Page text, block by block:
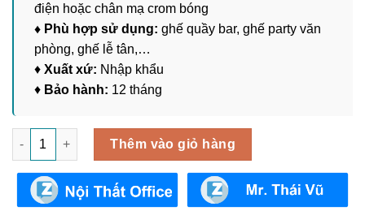
điện hoặc chân mạ crom bóng
♦ Phù hợp sử dụng: ghế quầy bar, ghế party văn
phòng, ghế lễ tân,…
♦ Xuất xứ: Nhập khẩu
♦ Bảo hành: 12 tháng
Ghế Lưới Chân Xoay Quầy Bar GBR-060 số lượng
Thêm vào giỏ hàng